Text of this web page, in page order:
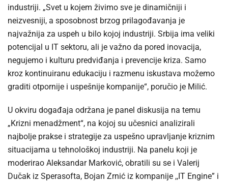
industriji. „Svet u kojem živimo sve je dinamičniji i
neizvesniji, a sposobnost brzog prilagođavanja je
najvažnija za uspeh u bilo kojoj industriji. Srbija ima veliki
potencijal u IT sektoru, ali je važno da pored inovacija,
negujemo i kulturu predviđanja i prevencije kriza. Samo
kroz kontinuiranu edukaciju i razmenu iskustava možemo
graditi otpornije i uspešnije kompanije“, poručio je Milić.
U okviru događaja održana je panel diskusija na temu
„Krizni menadžment“, na kojoj su učesnici analizirali
najbolje prakse i strategije za uspešno upravljanje kriznim
situacijama u tehnološkoj industriji. Na panelu koji je
moderirao Aleksandar Marković, obratili su se i Valerij
Dučak iz Sperasofta, Bojan Zrnić iz kompanije ,,IT Engine” i